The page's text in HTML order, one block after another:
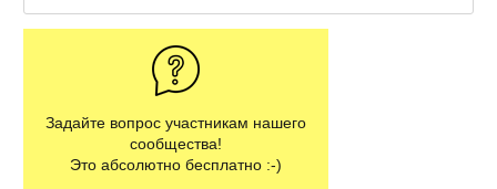
Задайте вопрос участникам нашего
сообщества!
Это абсолютно бесплатно :-)